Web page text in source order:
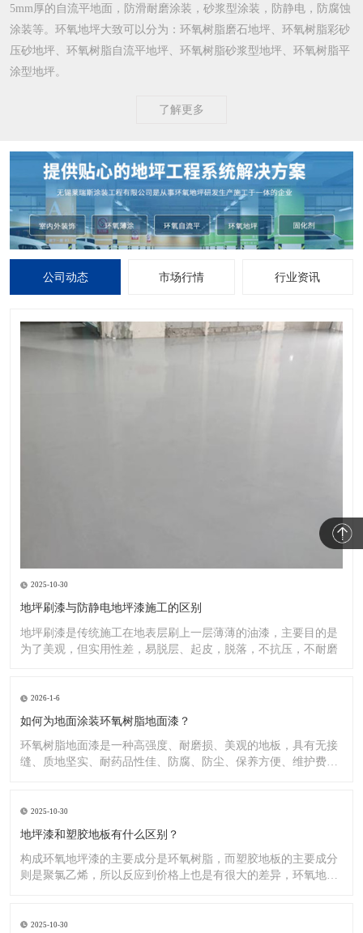
5mm厚的自流平地面，防滑耐磨涂装，砂浆型涂装，防静电，防腐蚀
涂装等。环氧地坪大致可以分为：环氧树脂磨石地坪、环氧树脂彩砂
压砂地坪、环氧树脂自流平地坪、环氧树脂砂浆型地坪、环氧树脂平
涂型地坪。
了解更多
公司动态 市场行情 行业资讯
2025-10-30
地坪刷漆与防静电地坪漆施工的区别
地坪刷漆是传统施工在地表层刷上一层薄薄的油漆，主要目的是
为了美观，但实用性差，易脱层、起皮，脱落，不抗压，不耐磨
2026-1-6
如何为地面涂装环氧树脂地面漆？
环氧树脂地面漆是一种高强度、耐磨损、美观的地板，具有无接
缝、质地坚实、耐药品性佳、防腐、防尘、保养方便、维护费用
2025-10-30
地坪漆和塑胶地板有什么区别？
构成环氧地坪漆的主要成分是环氧树脂，而塑胶地板的主要成分
则是聚氯乙烯，所以反应到价格上也是有很大的差异，环氧地坪
2025-10-30